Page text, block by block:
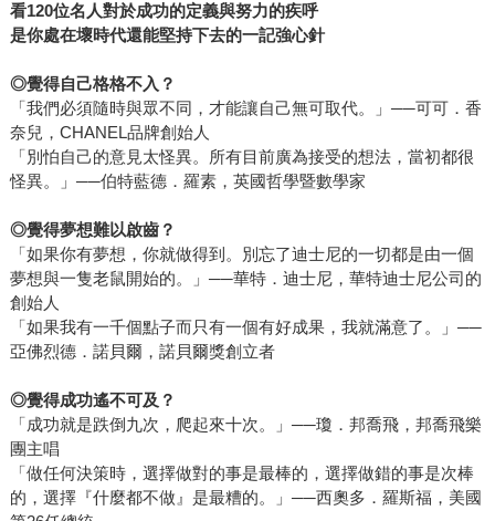
看120位名人對於成功的定義與努力的疾呼
是你處在壞時代還能堅持下去的一記強心針
◎覺得自己格格不入？
「我們必須隨時與眾不同，才能讓自己無可取代。」──可可．香
奈兒，CHANEL品牌創始人
「別怕自己的意見太怪異。所有目前廣為接受的想法，當初都很
怪異。」──伯特藍德．羅素，英國哲學暨數學家
◎覺得夢想難以啟齒？
「如果你有夢想，你就做得到。別忘了迪士尼的一切都是由一個
夢想與一隻老鼠開始的。」──華特．迪士尼，華特迪士尼公司的
創始人
「如果我有一千個點子而只有一個有好成果，我就滿意了。」──
亞佛烈德．諾貝爾，諾貝爾獎創立者
◎覺得成功遙不可及？
「成功就是跌倒九次，爬起來十次。」──瓊．邦喬飛，邦喬飛樂
團主唱
「做任何決策時，選擇做對的事是最棒的，選擇做錯的事是次棒
的，選擇『什麼都不做』是最糟的。」──西奧多．羅斯福，美國